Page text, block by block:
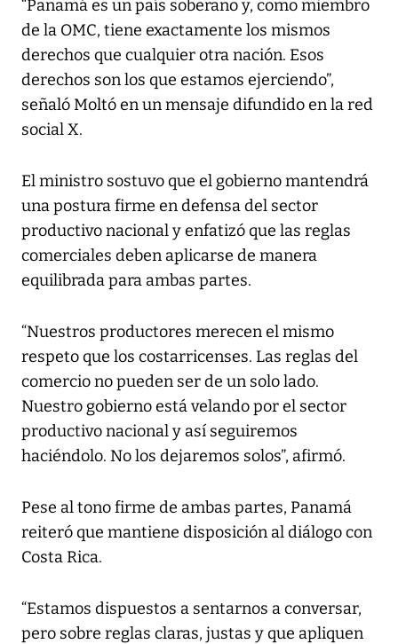
“Panamá es un país soberano y, como miembro
de la OMC, tiene exactamente los mismos
derechos que cualquier otra nación. Esos
derechos son los que estamos ejerciendo”,
señaló Moltó en un mensaje difundido en la red
social X.
El ministro sostuvo que el gobierno mantendrá
una postura firme en defensa del sector
productivo nacional y enfatizó que las reglas
comerciales deben aplicarse de manera
equilibrada para ambas partes.
“Nuestros productores merecen el mismo
respeto que los costarricenses. Las reglas del
comercio no pueden ser de un solo lado.
Nuestro gobierno está velando por el sector
productivo nacional y así seguiremos
haciéndolo. No los dejaremos solos”, afirmó.
Pese al tono firme de ambas partes, Panamá
reiteró que mantiene disposición al diálogo con
Costa Rica.
“Estamos dispuestos a sentarnos a conversar,
pero sobre reglas claras, justas y que apliquen